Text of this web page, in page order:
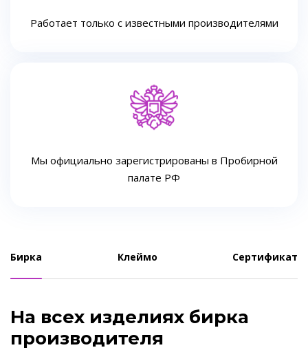
Работает только с известными производителями
Мы официально зарегистрированы в Пробирной
палате РФ
Бирка Клеймо Сертификат
На всех изделиях бирка
производителя